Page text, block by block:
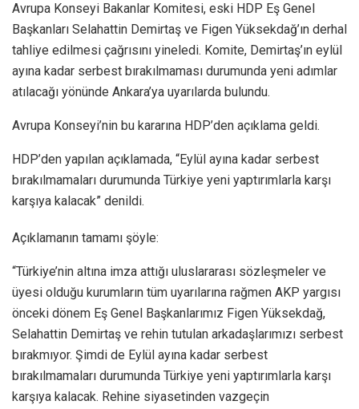
Avrupa Konseyi Bakanlar Komitesi, eski HDP Eş Genel
Başkanları Selahattin Demirtaş ve Figen Yüksekdağ’ın derhal
tahliye edilmesi çağrısını yineledi. Komite, Demirtaş’ın eylül
ayına kadar serbest bırakılmaması durumunda yeni adımlar
atılacağı yönünde Ankara’ya uyarılarda bulundu.
Avrupa Konseyi’nin bu kararına HDP’den açıklama geldi.
HDP’den yapılan açıklamada, “Eylül ayına kadar serbest
bırakılmamaları durumunda Türkiye yeni yaptırımlarla karşı
karşıya kalacak” denildi.
Açıklamanın tamamı şöyle:
“Türkiye’nin altına imza attığı uluslararası sözleşmeler ve
üyesi olduğu kurumların tüm uyarılarına rağmen AKP yargısı
önceki dönem Eş Genel Başkanlarımız Figen Yüksekdağ,
Selahattin Demirtaş ve rehin tutulan arkadaşlarımızı serbest
bırakmıyor. Şimdi de Eylül ayına kadar serbest
bırakılmamaları durumunda Türkiye yeni yaptırımlarla karşı
karşıya kalacak. Rehine siyasetinden vazgeçin